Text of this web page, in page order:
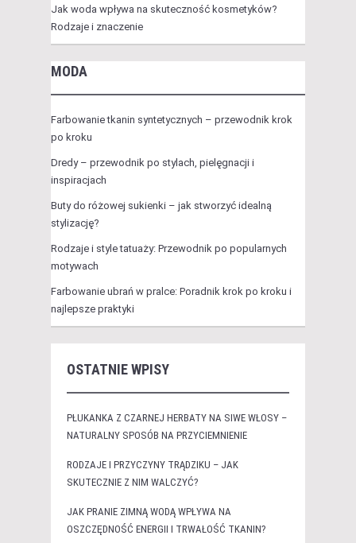
Jak woda wpływa na skuteczność kosmetyków?
Rodzaje i znaczenie
MODA
Farbowanie tkanin syntetycznych – przewodnik krok
po kroku
Dredy – przewodnik po stylach, pielęgnacji i
inspiracjach
Buty do różowej sukienki – jak stworzyć idealną
stylizację?
Rodzaje i style tatuaży: Przewodnik po popularnych
motywach
Farbowanie ubrań w pralce: Poradnik krok po kroku i
najlepsze praktyki
OSTATNIE WPISY
PŁUKANKA Z CZARNEJ HERBATY NA SIWE WŁOSY –
NATURALNY SPOSÓB NA PRZYCIEMNIENIE
RODZAJE I PRZYCZYNY TRĄDZIKU – JAK
SKUTECZNIE Z NIM WALCZYĆ?
JAK PRANIE ZIMNĄ WODĄ WPŁYWA NA
OSZCZĘDNOŚĆ ENERGII I TRWAŁOŚĆ TKANIN?